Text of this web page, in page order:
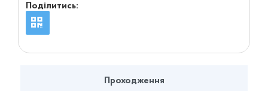
Поділитись:
Проходження